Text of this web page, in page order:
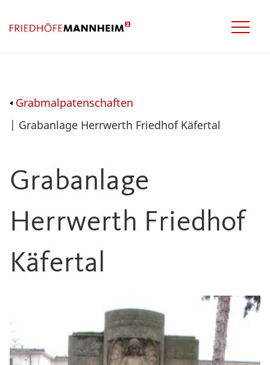
Grabmalpatenschaften
| Grabanlage Herrwerth Friedhof Käfertal
Grabanlage
Herrwerth Friedhof
Käfertal